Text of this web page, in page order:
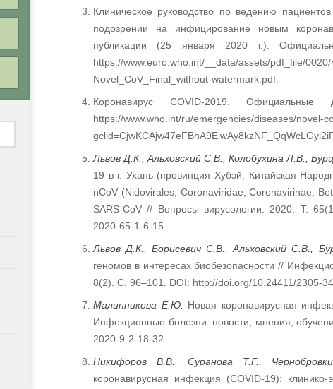
Клиническое руководство по ведению
подозрении на инфицирование новым
публикации (25 января 2020 г.).
https://www.euro.who.int/__data/assets/pdf_file/
Novel_CoV_Final_without-watermark.pdf.
Коронавирус COVID-2019.
https://www.who.int/ru/emergencies/diseases/novel-
Львов Д К., Альховский С В Колобухина Л В
19 в г. Ухань (провинция Хубэй, Китайская
nCoV (Nidovirales, Coronaviridae, Coronavirinae,
SARS-CoV // Вопросы вирусологии. 2020. Т.
2020-65-1-6-15.
Львов Д.К., Борисевич С.В., Альховский С.В.,
геномов в интересах биобезопасности //
8(2). С. 96–101. DOI: http://doi.org/10.24411/2305-
Малинникова Е.Ю.
Новая коронавирусная
Инфекционные болезни: новости, мнения,
2020-9-2-18-32.
Никифоров В.В., Суранова Т.Г.,
коронавирусная инфекция (COVID-19):